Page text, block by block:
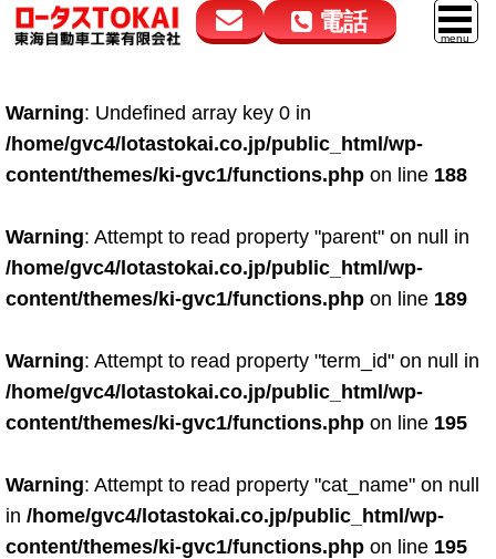
電話
050-5264-4432
9:00～18:00
050-5264-4433
9:00～18:00
車販売
スマイル車検
鈑金・塗装
点検・整備
ロードサービス
レンタカー
Warning: Undefined array key 0 in
/home/gvc4/lotastokai.co.jp/public_html/wp-
content/themes/ki-gvc1/functions.php on line 188
Warning: Attempt to read property "parent" on null in
/home/gvc4/lotastokai.co.jp/public_html/wp-
content/themes/ki-gvc1/functions.php on line 189
Warning: Attempt to read property "term_id" on null in
/home/gvc4/lotastokai.co.jp/public_html/wp-
content/themes/ki-gvc1/functions.php on line 195
Warning: Attempt to read property "cat_name" on null
in /home/gvc4/lotastokai.co.jp/public_html/wp-
content/themes/ki-gvc1/functions.php on line 195